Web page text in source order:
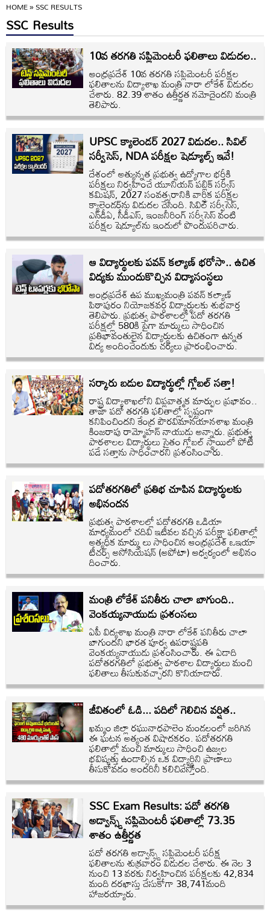
HOME»SSC RESULTS
SSC Results
10వ తరగతి సప్లిమెంటరీ ఫలితాలు విడుదల..
ఆంధ్రప్రదేశ్‌ 10వ తరగతి సప్లిమెంటరీ పరీక్షల
ఫలితాలను విద్యాశాఖ మంత్రి నారా లోకేశ్ విడుదల
చేశారు. 82.39 శాతం ఉత్తీర్ణత నమోదైందని మంత్రి
తెలిపారు.
UPSC క్యాలెండర్ 2027 విడుదల.. సివిల్
సర్వీసెస్, NDA పరీక్షల షెడ్యూల్స్ ఇవే!
దేశంలో అత్యున్నత ప్రభుత్వ ఉద్యోగాల భర్తీకి
పరీక్షలు నిర్వహించే యూనియన్ పబ్లిక్ సర్వీస్
కమిషన్, 2027 సంవత్సరానికి వార్షిక పరీక్షల
క్యాలెండర్‌ను విడుదల చేసింది. సివిల్ సర్వీసెస్,
ఎన్‌డీఏ, సీడీఎస్, ఇంజనీరింగ్ సర్వీసెస్ వంటి
పరీక్షల షెడ్యూల్‌ను ఇందులో పొందుపరిచారు.
ఆ విద్యార్థులకు పవన్ కల్యాణ్ భరోసా.. ఉచిత
విద్యకు ముందుకొచ్చిన విద్యాసంస్థలు
ఆంధ్రప్రదేశ్ ఉప ముఖ్యమంత్రి పవన్ కల్యాణ్
పిఠాపురం నియోజకవర్గ విద్యార్థులకు శుభవార్త
తెలిపారు. ప్రభుత్వ పాఠశాలల్లో పదో తరగతి
పరీక్షల్లో 580కి పైగా మార్కులు సాధించిన
ప్రతిభావంతులైన విద్యార్థులకు ఉచితంగా ఉన్నత
విద్య అందించేందుకు చర్యలు ప్రారంభించారు.
సర్కారు బడుల విద్యార్థుల్లో గ్లోబల్‌ సత్తా!
రాష్ట్ర విద్యాశాఖలోని విప్లవాత్మక మార్పుల ప్రభావం..
తాజా పదో తరగతి ఫలితాల్లో స్పష్టంగా
కనిపించిందని కేంద్ర పౌరవిమానయానశాఖ మంత్రి
కింజరాపు రామ్మోహన్‌ నాయుడు అన్నారు. ప్రభుత్వ
పాఠశాలల విద్యార్థులు సైతం గ్లోబల్‌ స్థాయిలో పోటీ
పడే సత్తాను సాధించారని ప్రశంసించారు.
పదోతరగతిలో ప్రతిభ చూపిన విద్యార్థులకు
అభినందన
ప్రభుత్వ పాఠశాలల్లో పదోతరగతి ఒడియా
మాధ్యమంలో చదివి ఇటీవల వచ్చిన పరీక్షా ఫలితాల్లో
అత్యధిక మార్కు లు సాధించిన ఆంధ్రప్రదేశ్‌ ఒఇయా
టీచర్స్‌ అసోసియేషన్‌ (అపోటా) ఆధ్వర్యంలో అభినం
దించారు.
మంత్రి లోకేశ్ పనితీరు చాలా బాగుంది..
వెంకయ్యనాయుడు ప్రశంసలు
ఏపీ విద్యశాఖ మంత్రి నారా లోకేశ్ పనితీరు చాలా
బాగుందని భారత పూర్వ ఉపరాష్ట్రపతి
వెంకయ్యనాయుడు ప్రశంసించారు. ఈ ఏడాది
పదోతరగతిలో ప్రభుత్వ పాఠశాల విద్యార్థులు మంచి
ఫలితాలు తీసుకువచ్చారని కొనియాడారు.
జీవితంలో ఓడి... పదిలో గెలిచిన వర్షిత..
ఖమ్మం జిల్లా రఘునాధపాలెం మండలంలో జరిగిన
ఈ ఘటన అత్యంత విషాదకరం. పదోతరగతి
ఫలితాల్లో మంచి మార్కులు సాధించి ఉజ్వల
భవిష్యత్తు ఉండాల్సిన ఒక విద్యార్థిని ప్రాణాలు
తీసుకోవడం అందరినీ కలిచివేస్తోంది.
SSC Exam Results: పదో తరగతి
అడ్వాన్స్డ్‌ సప్లిమెంటరీ ఫలితాల్లో 73.35
శాతం ఉత్తీర్ణత
పదో తరగతి అడ్వాన్స్డ్‌ సప్లిమెంటరీ పరీక్ష
ఫలితాలను శుక్రవారం విడుదల చేశారు. ఈ నెల 3
నుంచి 13 వరకు నిర్వహించిన పరీక్షలకు 42,834
మంది దరఖాస్తు చేసుకోగా 38,741మంది
హాజరయ్యారు.